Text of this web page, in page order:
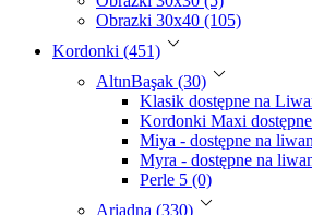
Obrazki 30x40 (105)
Kordonki (451)
AltınBaşak (30)
Klasik dostępne na
Kordonki Maxi
Miya - dostępne na
Myra - dostępne na
Perle 5 (0)
Ariadna (330)